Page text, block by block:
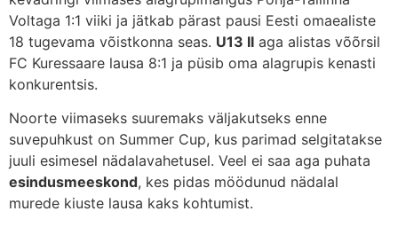
Voltaga 1:1 viiki ja jätkab pärast pausi Eesti omaealiste
18 tugevama võistkonna seas. U13 II aga alistas võõrsil
FC Kuressaare lausa 8:1 ja püsib oma alagrupis kenasti
konkurentsis.
Noorte viimaseks suuremaks väljakutseks enne
suvepuhkust on Summer Cup, kus parimad selgitatakse
juuli esimesel nädalavahetusel. Veel ei saa aga puhata
esindusmeeskond, kes pidas möödunud nädalal
murede kiuste lausa kaks kohtumist.